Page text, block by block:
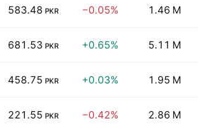
583.48 PKR −0.05% 1.46 M
681.53 PKR +0.65% 5.11 M
458.75 PKR +0.03% 1.95 M
221.55 PKR −0.42% 2.86 M